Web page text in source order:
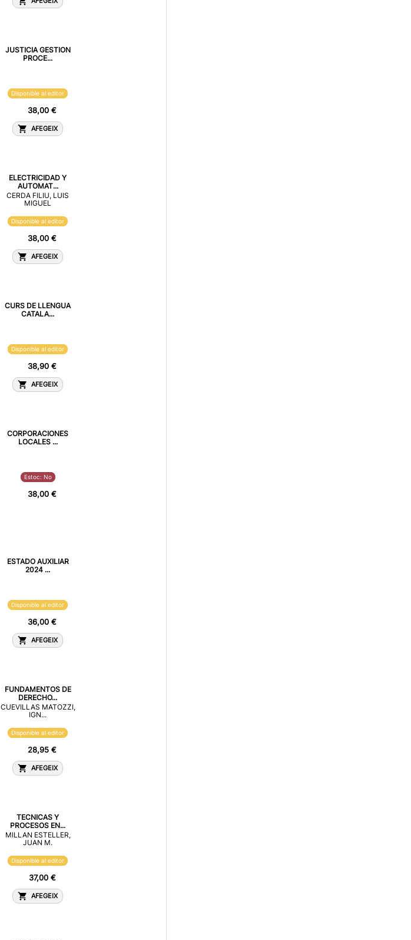
JUSTICIA GESTION
PROCE...
Disponible al editor
38,00 €
AFEGEIX
ELECTRICIDAD Y
AUTOMAT...
CERDA FILIU, LUIS
MIGUEL
Disponible al editor
38,00 €
AFEGEIX
CURS DE LLENGUA
CATALA...
Disponible al editor
38,90 €
AFEGEIX
CORPORACIONES
LOCALES ...
Estoc: No
38,00 €
ESTADO AUXILIAR
2024 ...
Disponible al editor
36,00 €
AFEGEIX
FUNDAMENTOS DE
DERECHO...
CUEVILLAS MATOZZI,
IGN...
Disponible al editor
28,95 €
AFEGEIX
TECNICAS Y
PROCESOS EN...
MILLAN ESTELLER,
JUAN M.
Disponible al editor
37,00 €
AFEGEIX